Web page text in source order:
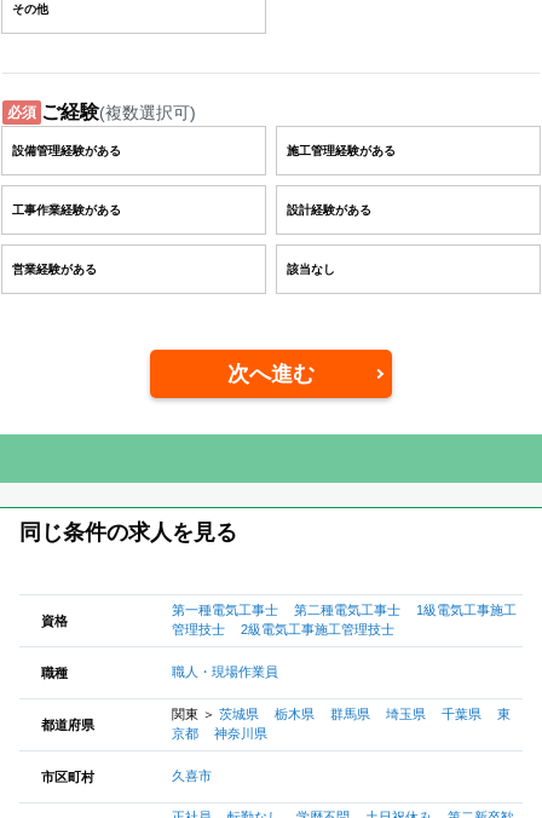
その他
必須 ご経験(複数選択可)
設備管理経験がある 施工管理経験がある
工事作業経験がある 設計経験がある
営業経験がある 該当なし
次へ進む
同じ条件の求人を見る
資格
第一種電気工事士 第二種電気工事士
1級電気工事施工
管理技士
2級電気工事施工管理技士
職種 職人・現場作業員
都道府県
関東 ＞ 茨城県 栃木県 群馬県 埼玉県 千葉県
東
京都
神奈川県
市区町村 久喜市